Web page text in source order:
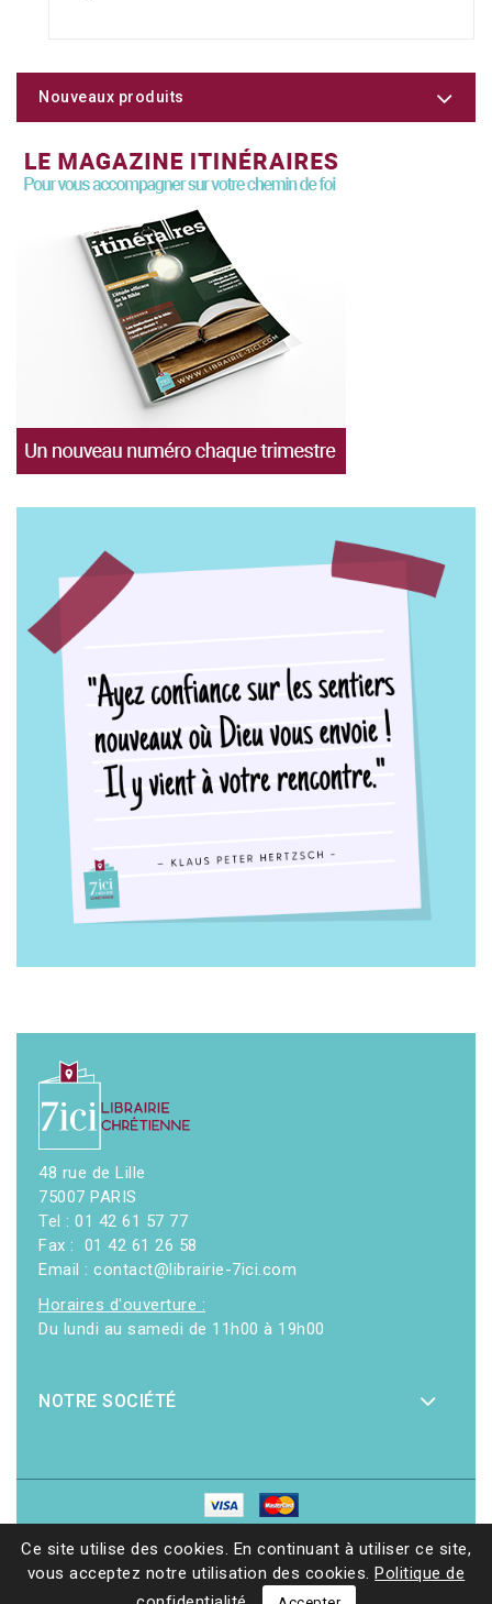
Nouveaux produits
48 rue de Lille
75007 PARIS
Tel : 01 42 61 57 77
Fax : 01 42 61 26 58
Email : contact@librairie-7ici.com
Horaires d'ouverture :
Du lundi au samedi de 11h00 à 19h00
NOTRE SOCIÉTÉ
Ce site utilise des cookies. En continuant à utiliser ce site,
vous acceptez notre utilisation des cookies. Politique de
© 2026 - Librairie 7ici| Site web réalisé par Ethicweb